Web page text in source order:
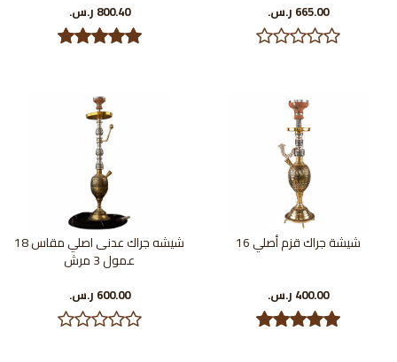
665.00 ر.س.‏ 800.40 ر.س.‏
شيشة جراك قزم أصلي 16
400.00 ر.س.‏
شيشه جراك عدنى اصلي مقاس 18
عمول 3 مرش
600.00 ر.س.‏